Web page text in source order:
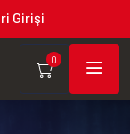
Girişi
0